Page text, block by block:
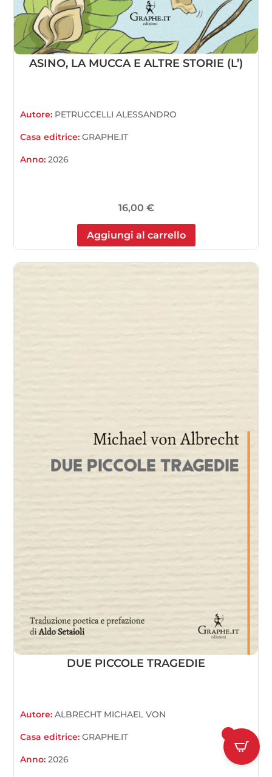
ASINO, LA MUCCA E ALTRE STORIE (L’)
Autore: PETRUCCELLI ALESSANDRO
Casa editrice:GRAPHE.IT
Anno:2026
16,00 €
Aggiungi al carrello
DUE PICCOLE TRAGEDIE
Autore:ALBRECHT MICHAEL VON
Casa editrice:GRAPHE.IT
Anno:2026